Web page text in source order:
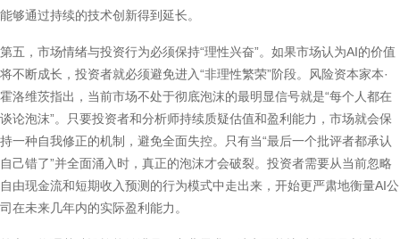
能够通过持续的技术创新得到延长。
第五，市场情绪与投资行为必须保持“理性兴奋”。如果市场认为AI的价值
将不断成长，投资者就必须避免进入“非理性繁荣”阶段。风险资本家本·
霍洛维茨指出，当前市场不处于彻底泡沫的最明显信号就是“每个人都在
谈论泡沫”。只要投资者和分析师持续质疑估值和盈利能力，市场就会保
持一种自我修正的机制，避免全面失控。只有当“最后一个批评者都承认
自己错了”并全面涌入时，真正的泡沫才会破裂。投资者需要从当前忽略
自由现金流和短期收入预测的行为模式中走出来，开始更严肃地衡量AI公
司在未来几年内的实际盈利能力。